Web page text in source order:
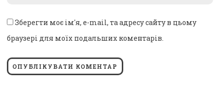
Зберегти моє ім'я, e-mail, та адресу сайту в цьому
браузері для моїх подальших коментарів.